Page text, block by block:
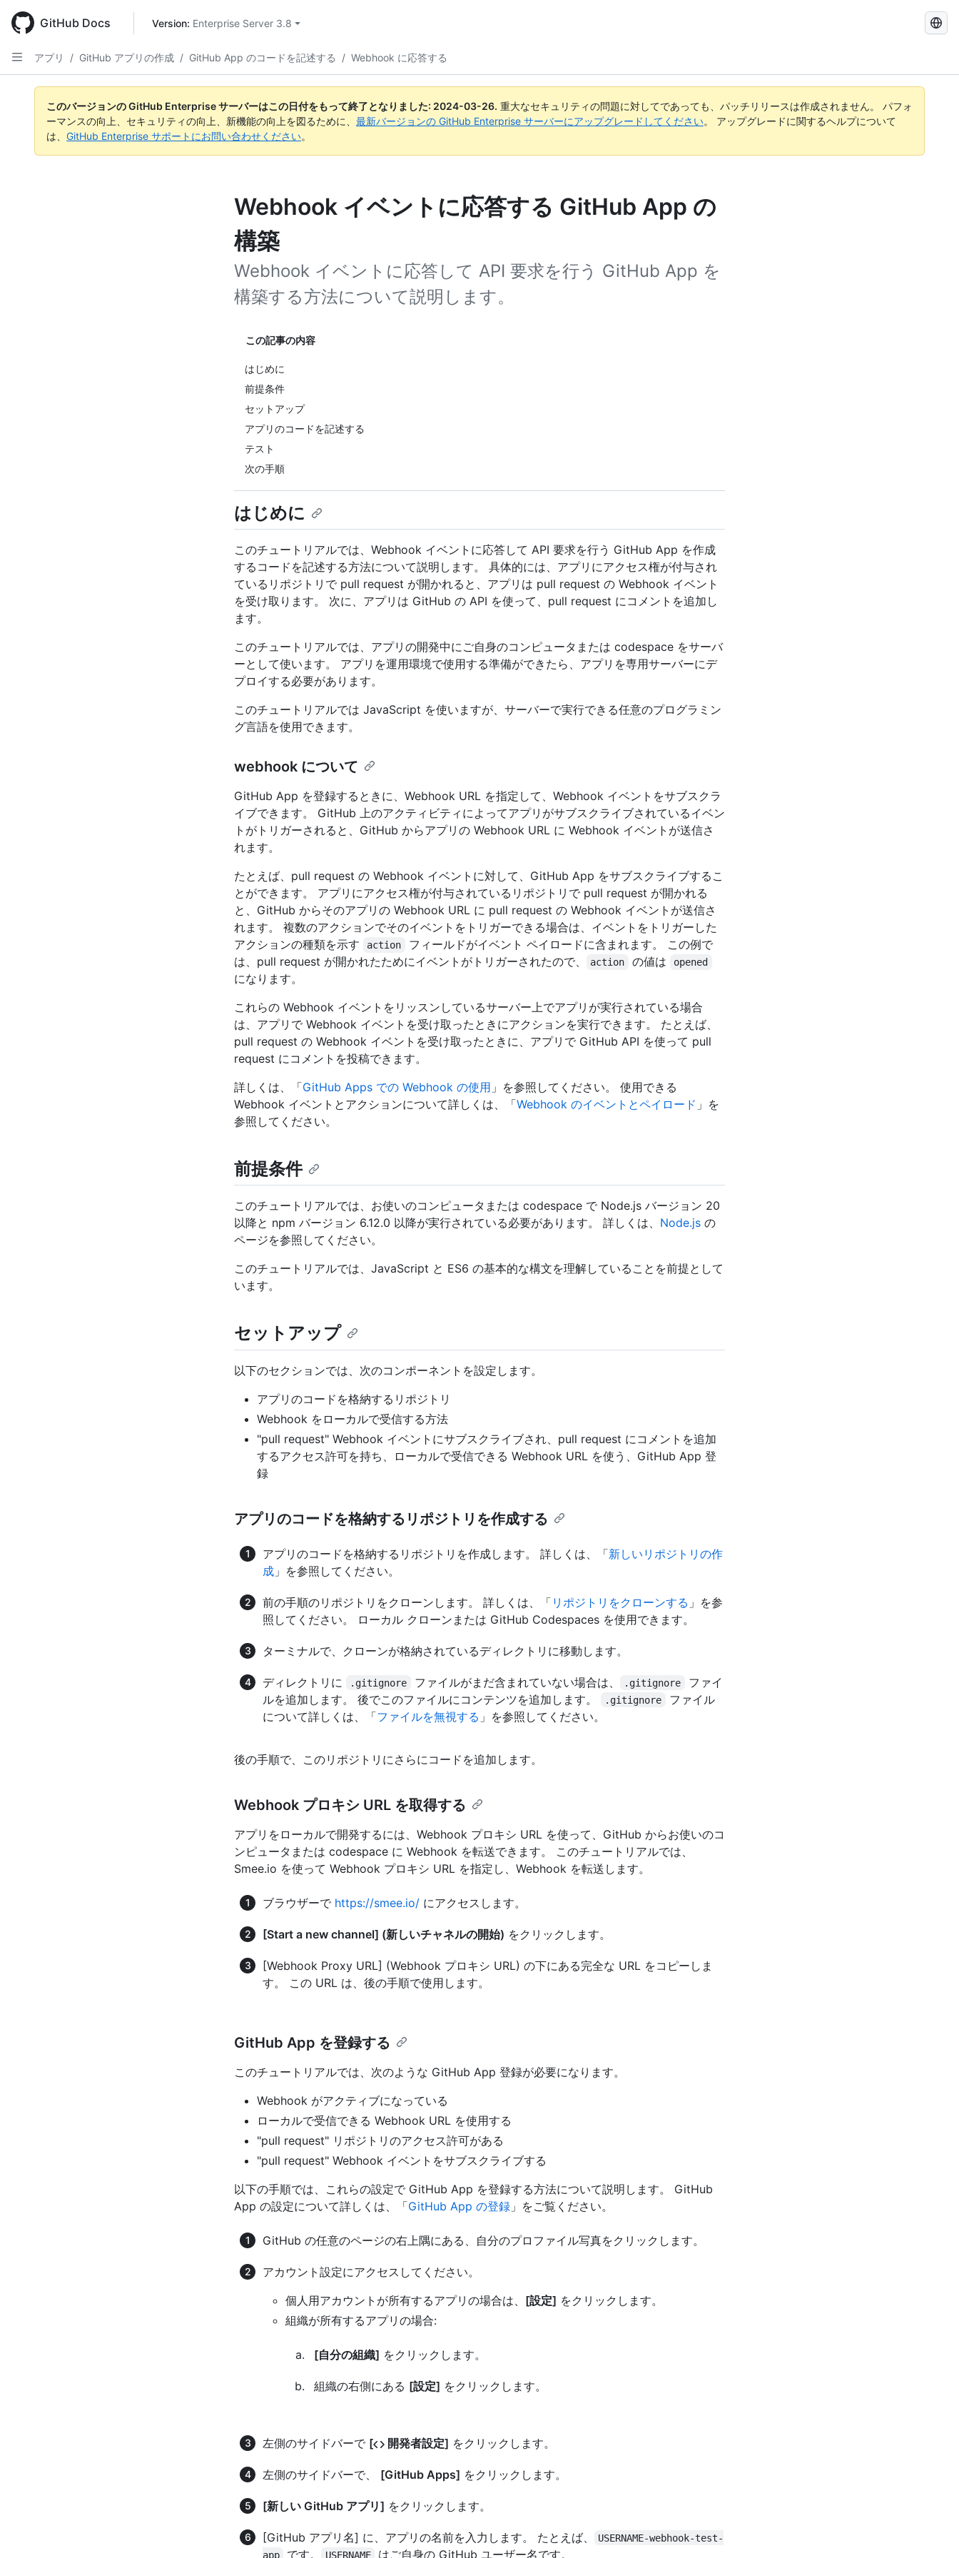
main
content
GitHub Docs Version: Enterprise Server 3.8
GitHub
検
索
アプリ / GitHub アプリの作成 / GitHub App のコードを記述する / Webhook に応答する
このバージョンの GitHub Enterprise サーバーはこの日付をもって終了となりました: 2024-03-26. 重大なセキュリティの問題に対してであっても、パッチリリースは作成されません。 パフォ
ーマンスの向上、セキュリティの向上、新機能の向上を図るために、 最新バージョンの GitHub Enterprise サーバーにアップグレードしてください。 アップグレードに関するヘルプについて
は、 GitHub Enterprise サポートにお問い合わせください。
Webhook イベントに応答する GitHub App の
構築
Webhook イベントに応答して API 要求を行う GitHub App を
構築する方法について説明します。
この記事の内容
はじめに
前提条件
セットアップ
アプリのコードを記述する
テスト
次の手順
はじめに
このチュートリアルでは、Webhook イベントに応答して API 要求を行う GitHub App を作成
するコードを記述する方法について説明します。 具体的には、アプリにアクセス権が付与され
ているリポジトリで pull request が開かれると、アプリは pull request の Webhook イベント
を受け取ります。 次に、アプリは GitHub の API を使って、pull request にコメントを追加し
ます。
このチュートリアルでは、アプリの開発中にご自身のコンピュータまたは codespace をサーバ
ーとして使います。 アプリを運用環境で使用する準備ができたら、アプリを専用サーバーにデ
プロイする必要があります。
このチュートリアルでは JavaScript を使いますが、サーバーで実行できる任意のプログラミン
グ言語を使用できます。
webhook について
GitHub App を登録するときに、Webhook URL を指定して、Webhook イベントをサブスクラ
イブできます。 GitHub 上のアクティビティによってアプリがサブスクライブされているイベン
トがトリガーされると、GitHub からアプリの Webhook URL に Webhook イベントが送信さ
れます。
たとえば、pull request の Webhook イベントに対して、GitHub App をサブスクライブするこ
とができます。 アプリにアクセス権が付与されているリポジトリで pull request が開かれる
と、GitHub からそのアプリの Webhook URL に pull request の Webhook イベントが送信さ
れます。 複数のアクションでそのイベントをトリガーできる場合は、イベントをトリガーした
アクションの種類を示す
action
フィールドがイベント ペイロードに含まれます。 この例で
は、pull request が開かれたためにイベントがトリガーされたので、
action の値は opened
になります。
これらの Webhook イベントをリッスンしているサーバー上でアプリが実行されている場合
は、アプリで Webhook イベントを受け取ったときにアクションを実行できます。 たとえば、
pull request の Webhook イベントを受け取ったときに、アプリで GitHub API を使って pull
request にコメントを投稿できます。
詳しくは、「GitHub Apps での Webhook の使用 」を参照してください。 使用できる
Webhook イベントとアクションについて詳しくは、「Webhook のイベントとペイロード 」を
参照してください。
前提条件
このチュートリアルでは、お使いのコンピュータまたは codespace で Node.js バージョン 20
以降と npm バージョン 6.12.0 以降が実行されている必要があります。 詳しくは、 Node.js の
ページを参照してください。
このチュートリアルでは、JavaScript と ES6 の基本的な構文を理解していることを前提として
います。
セットアップ
以下のセクションでは、次のコンポーネントを設定します。
アプリのコードを格納するリポジトリ
Webhook をローカルで受信する方法
"pull request" Webhook イベントにサブスクライブされ、pull request にコメントを追加
するアクセス許可を持ち、ローカルで受信できる Webhook URL を使う、GitHub App 登
録
アプリのコードを格納するリポジトリを作成する
アプリのコードを格納するリポジトリを作成します。 詳しくは、「新しいリポジトリの作
成 」を参照してください。
前の手順のリポジトリをクローンします。 詳しくは、「 リポジトリをクローンする 」を参
照してください。 ローカル クローンまたは GitHub Codespaces を使用できます。
ターミナルで、クローンが格納されているディレクトリに移動します。
ディレクトリに .gitignore ファイルがまだ含まれていない場合は、 .gitignore
ファイ
ルを追加します。 後でこのファイルにコンテンツを追加します。
.gitignore
ファイル
について詳しくは、「ファイルを無視する 」を参照してください。
後の手順で、このリポジトリにさらにコードを追加します。
Webhook プロキシ URL を取得する
アプリをローカルで開発するには、Webhook プロキシ URL を使って、GitHub からお使いのコ
ンピュータまたは codespace に Webhook を転送できます。 このチュートリアルでは、
Smee.io を使って Webhook プロキシ URL を指定し、Webhook を転送します。
ブラウザーで https://smee.io/ にアクセスします。
[Start a new channel] (新しいチャネルの開始) をクリックします。
[Webhook Proxy URL] (Webhook プロキシ URL) の下にある完全な URL をコピーしま
す。 この URL は、後の手順で使用します。
GitHub App を登録する
このチュートリアルでは、次のような GitHub App 登録が必要になります。
Webhook がアクティブになっている
ローカルで受信できる Webhook URL を使用する
"pull request" リポジトリのアクセス許可がある
"pull request" Webhook イベントをサブスクライブする
以下の手順では、これらの設定で GitHub App を登録する方法について説明します。 GitHub
App の設定について詳しくは、「GitHub App の登録 」をご覧ください。
GitHub の任意のページの右上隅にある、自分のプロファイル写真をクリックします。
アカウント設定にアクセスしてください。
個人用アカウントが所有するアプリの場合は、 [設定] をクリックします。
組織が所有するアプリの場合:
[自分の組織] をクリックします。
組織の右側にある [設定] をクリックします。
左側のサイドバーで [ 開発者設定] をクリックします。
左側のサイドバーで、 [GitHub Apps] をクリックします。
[新しい GitHub アプリ] をクリックします。
[GitHub アプリ名] に、アプリの名前を入力します。 たとえば、
USERNAME-webhook-test-
app
です。 USERNAME はご自身の GitHub ユーザー名です。